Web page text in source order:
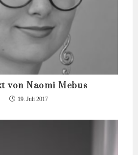
von Naomi Mebus
19. Juli 2017